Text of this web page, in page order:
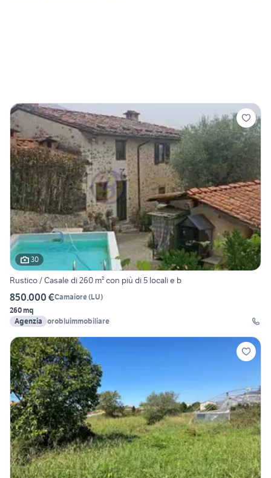
30
Rustico / Casale di 260 m² con più di 5 locali e b
850.000 €Camaiore(LU)
260 mq
Agenzia orobluimmobiliare